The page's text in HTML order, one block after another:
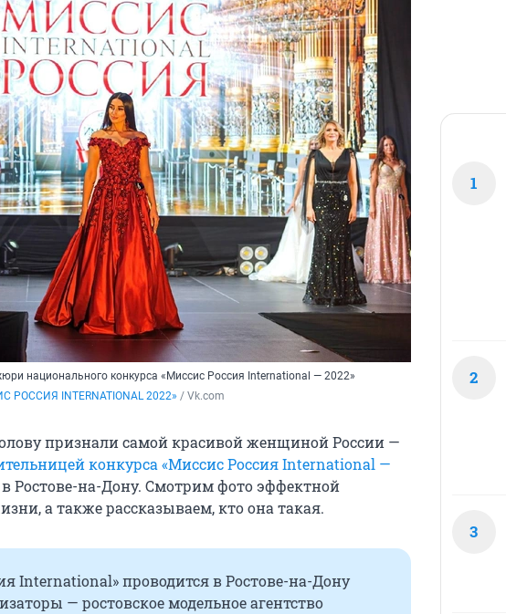
национального конкурса «Миссис Россия International — 2022»
РОССИЯ INTERNATIONAL 2022» / Vk.com
признали самой красивой женщиной России —
конкурса «Миссис Россия International —
Ростове-на-Дону. Смотрим фото эффектной
а также рассказываем, кто она такая.
International» проводится в Ростове-на-Дону
— ростовское модельное агентство
1
2
3